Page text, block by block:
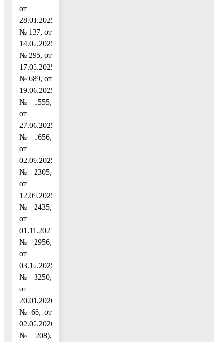
от
28.01.2025
№ 137, от
14.02.2025
№ 295, от
17.03.2025
№ 689, от
19.06.2025
№ 1555,
от
27.06.2025
№ 1656,
от
02.09.2025
№ 2305,
от
12.09.2025
№ 2435,
от
01.11.2025
№ 2956,
от
03.12.2025
№ 3250,
от
20.01.2026
№ 66, от
02.02.2026
№ 208),